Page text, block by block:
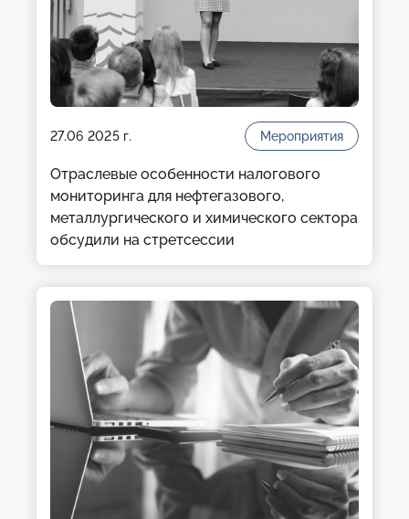
27.06 2025 г. Мероприятия
Отраслевые особенности налогового
мониторинга для нефтегазового,
металлургического и химического сектора
обсудили на стретсессии